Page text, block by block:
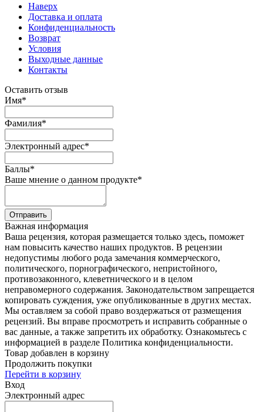
Наверх
Доставка и оплата
Конфиденциальность
Возврат
Условия
Выходные данные
Контакты
Оставить отзыв
Имя*
Фамилия*
Электронный адрес*
Баллы*
Ваше мнение о данном продукте*
Отправить
Важная информация
Ваша рецензия, которая размещается только здесь, поможет
нам повысить качество наших продуктов. В рецензии
недопустимы любого рода замечания коммерческого,
политического, порнографического, непристойного,
противозаконного, клеветнического и в целом
неправомерного содержания. Законодательством запрещается
копировать суждения, уже опубликованные в других местах.
Мы оставляем за собой право воздержаться от размещения
рецензий. Вы вправе просмотреть и исправить собранные о
вас данные, а также запретить их обработку. Ознакомьтесь с
информацией в разделе Политика конфиденциальности.
Товар добавлен в корзину
Продолжить покупки
Перейти в корзину
Вход
Электронный адрес